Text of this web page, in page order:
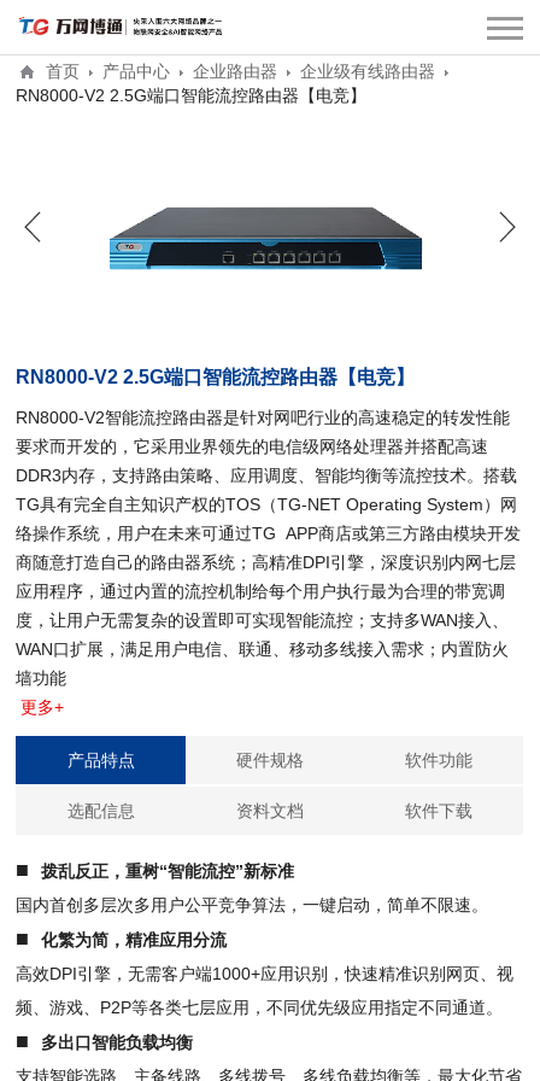
首页 产品中心 企业路由器
企业级有线路由器
RN8000-V2 2.5G端口智能流控路由器【电竞】
RN8000-V2 2.5G端口智能流控路由器【电竞】
RN8000-V2智能流控路由器是针对网吧行业的高速稳定的转发性能
要求而开发的，它采用业界领先的电信级网络处理器并搭配高速
DDR3内存，支持路由策略、应用调度、智能均衡等流控技术。搭载
TG具有完全自主知识产权的TOS（TG-NET Operating System）网
络操作系统，用户在未来可通过TG APP商店或第三方路由模块开发
商随意打造自己的路由器系统；高精准DPI引擎，深度识别内网七层
应用程序，通过内置的流控机制给每个用户执行最为合理的带宽调
度，让用户无需复杂的设置即可实现智能流控；支持多WAN接入、
WAN口扩展，满足用户电信、联通、移动多线接入需求；内置防火
墙功能
更多+
产品特点 硬件规格 软件功能
选配信息 资料文档 软件下载
■拨乱反正，重树“智能流控”新标准
国内首创多层次多用户公平竞争算法，一键启动，简单不限速。
■化繁为简，精准应用分流
高效DPI引擎，无需客户端1000+应用识别，快速精准识别网页、视
频、游戏、P2P等各类七层应用，不同优先级应用指定不同通道。
■
多出口智能负载均衡
支持智能选路、主备线路、多线拨号、多线负载均衡等，最大化节省